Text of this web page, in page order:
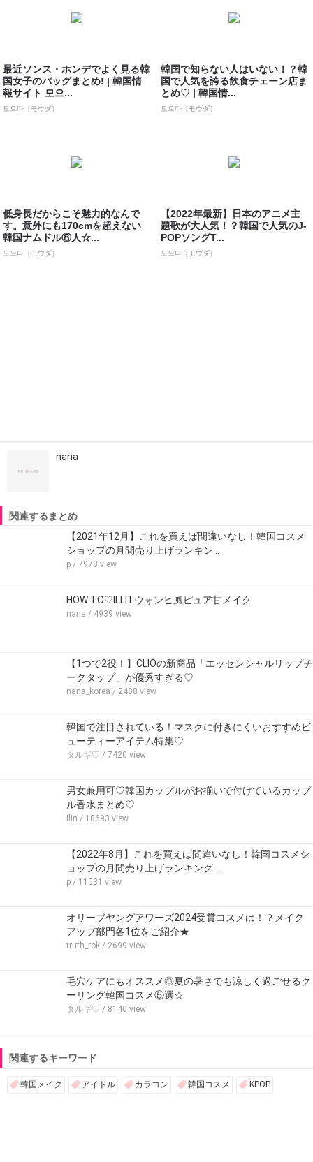
最近ソンス・ホンデでよく見る韓
国女子のバッグまとめ! | 韓国情
報サイト 모으...
모으다［モウダ］
韓国で知らない人はいない！？韓
国で人気を誇る飲食チェーン店ま
とめ♡ | 韓国情...
모으다［モウダ］
低身長だからこそ魅力的なんで
す。意外にも170cmを超えない
韓国ナムドル⑧人☆...
모으다［モウダ］
【2022年最新】日本のアニメ主
題歌が大人気！？韓国で人気のJ-
POPソングT...
모으다［モウダ］
nana
関連するまとめ
【2021年12月】これを買えば間違いなし！韓国コスメ
ショップの月間売り上げランキン…
p / 7978 view
HOW TO♡ILLITウォンヒ風ピュア甘メイク
nana / 4939 view
【1つで2役！】CLIOの新商品「エッセンシャルリップチ
ークタップ」が優秀すぎる♡
nana_korea / 2488 view
韓国で注目されている！マスクに付きにくいおすすめビ
ューティーアイテム特集♡
タルギ♡ / 7420 view
男女兼用可♡韓国カップルがお揃いで付けているカップ
ル香水まとめ♡
ilin / 18693 view
【2022年8月】これを買えば間違いなし！韓国コスメシ
ョップの月間売り上げランキング…
p / 11531 view
オリーブヤングアワーズ2024受賞コスメは！？メイク
アップ部門各1位をご紹介★
truth_rok / 2699 view
毛穴ケアにもオススメ◎夏の暑さでも涼しく過ごせるク
ーリング韓国コスメ⑤選☆
タルギ♡ / 8140 view
関連するキーワード
韓国メイク アイドル カラコン 韓国コスメ KPOP